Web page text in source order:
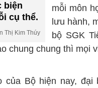
biện
cụ thể.
Thị Kim Thúy
mỗi môn
lưu hành,
bộ SGK
chung chung thì mọi
của Bộ hiện nay,